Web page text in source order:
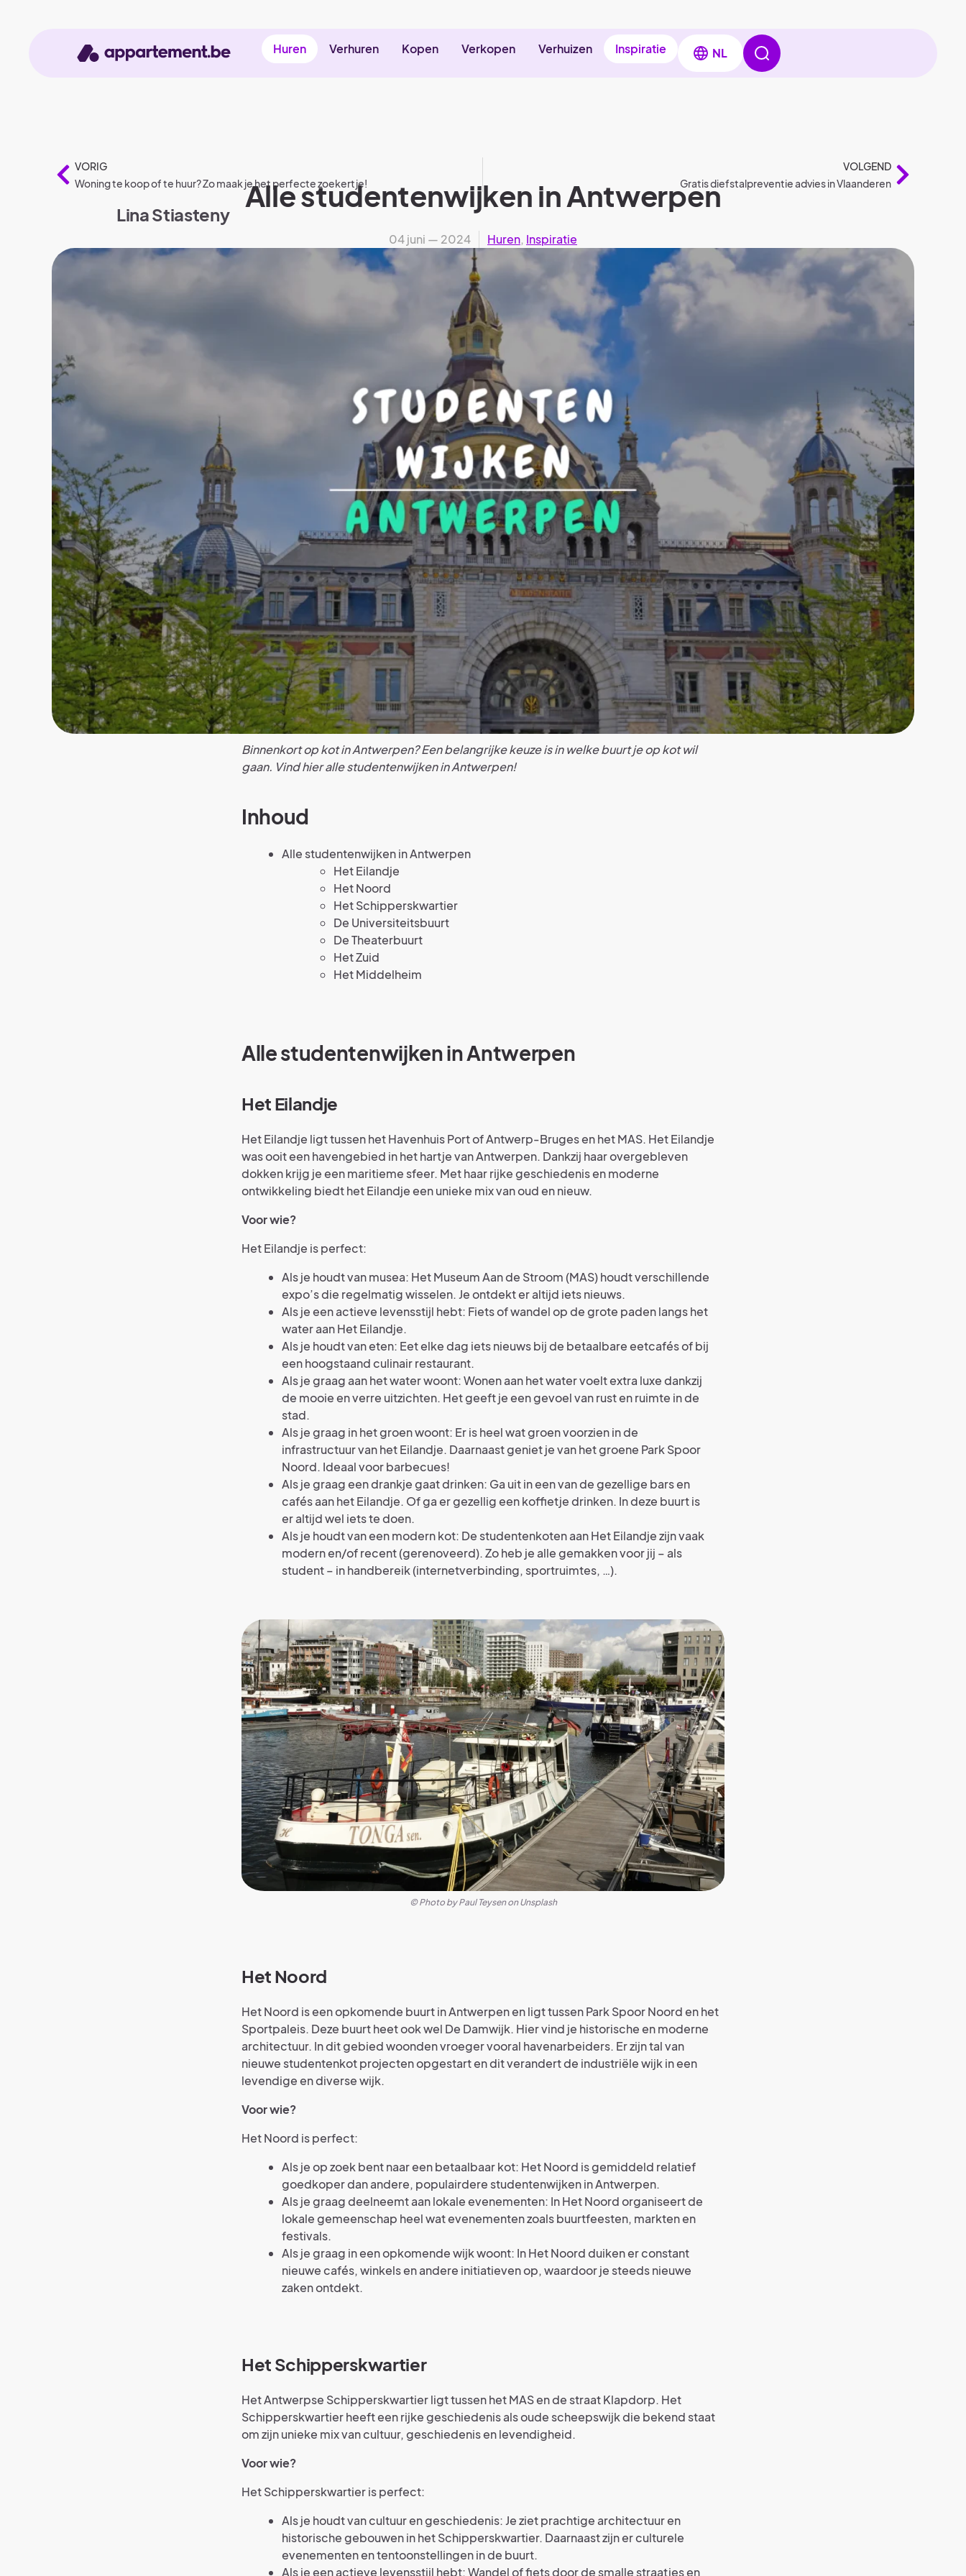
Huren Verhuren Kopen Verkopen Verhuizen Inspiratie NL
VORIG
Woning te koop of te huur? Zo maak je het perfecte zoekertje!
VOLGEND
Gratis diefstalpreventie advies in Vlaanderen
Alle studentenwijken in Antwerpen
Lina Stiasteny
04 juni — 2024 Huren, Inspiratie
Binnenkort op kot in Antwerpen? Een belangrijke keuze is in welke buurt je op kot wil
gaan. Vind hier alle studentenwijken in Antwerpen!
Inhoud
Alle studentenwijken in Antwerpen
Het Eilandje
Het Noord
Het Schipperskwartier
De Universiteitsbuurt
De Theaterbuurt
Het Zuid
Het Middelheim
Alle studentenwijken in Antwerpen
Het Eilandje
Het Eilandje ligt tussen het Havenhuis Port of Antwerp-Bruges en het MAS. Het Eilandje
was ooit een havengebied in het hartje van Antwerpen. Dankzij haar overgebleven
dokken krijg je een maritieme sfeer. Met haar rijke geschiedenis en moderne
ontwikkeling biedt het Eilandje een unieke mix van oud en nieuw.
Voor wie?
Het Eilandje is perfect:
Als je houdt van musea: Het Museum Aan de Stroom (MAS) houdt verschillende
expo’s die regelmatig wisselen. Je ontdekt er altijd iets nieuws.
Als je een actieve levensstijl hebt: Fiets of wandel op de grote paden langs het
water aan Het Eilandje.
Als je houdt van eten: Eet elke dag iets nieuws bij de betaalbare eetcafés of bij
een hoogstaand culinair restaurant.
Als je graag aan het water woont: Wonen aan het water voelt extra luxe dankzij
de mooie en verre uitzichten. Het geeft je een gevoel van rust en ruimte in de
stad.
Als je graag in het groen woont: Er is heel wat groen voorzien in de
infrastructuur van het Eilandje. Daarnaast geniet je van het groene Park Spoor
Noord. Ideaal voor barbecues!
Als je graag een drankje gaat drinken: Ga uit in een van de gezellige bars en
cafés aan het Eilandje. Of ga er gezellig een koffietje drinken. In deze buurt is
er altijd wel iets te doen.
Als je houdt van een modern kot: De studentenkoten aan Het Eilandje zijn vaak
modern en/of recent (gerenoveerd). Zo heb je alle gemakken voor jij – als
student – in handbereik (internetverbinding, sportruimtes, …).
© Photo by Paul Teysen on Unsplash
Het Noord
Het Noord is een opkomende buurt in Antwerpen en ligt tussen Park Spoor Noord en het
Sportpaleis. Deze buurt heet ook wel De Damwijk. Hier vind je historische en moderne
architectuur. In dit gebied woonden vroeger vooral havenarbeiders. Er zijn tal van
nieuwe studentenkot projecten opgestart en dit verandert de industriële wijk in een
levendige en diverse wijk.
Voor wie?
Het Noord is perfect:
Als je op zoek bent naar een betaalbaar kot: Het Noord is gemiddeld relatief
goedkoper dan andere, populairdere studentenwijken in Antwerpen.
Als je graag deelneemt aan lokale evenementen: In Het Noord organiseert de
lokale gemeenschap heel wat evenementen zoals buurtfeesten, markten en
festivals.
Als je graag in een opkomende wijk woont: In Het Noord duiken er constant
nieuwe cafés, winkels en andere initiatieven op, waardoor je steeds nieuwe
zaken ontdekt.
Het Schipperskwartier
Het Antwerpse Schipperskwartier ligt tussen het MAS en de straat Klapdorp. Het
Schipperskwartier heeft een rijke geschiedenis als oude scheepswijk die bekend staat
om zijn unieke mix van cultuur, geschiedenis en levendigheid.
Voor wie?
Het Schipperskwartier is perfect:
Als je houdt van cultuur en geschiedenis: Je ziet prachtige architectuur en
historische gebouwen in het Schipperskwartier. Daarnaast zijn er culturele
evenementen en tentoonstellingen in de buurt.
Als je een actieve levensstijl hebt: Wandel of fiets door de smalle straatjes en